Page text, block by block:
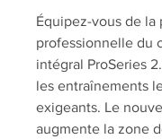
Équipez-vous de la
professionnelle du
intégral ProSeries
les entraînements
exigeants. Le
augmente la zone